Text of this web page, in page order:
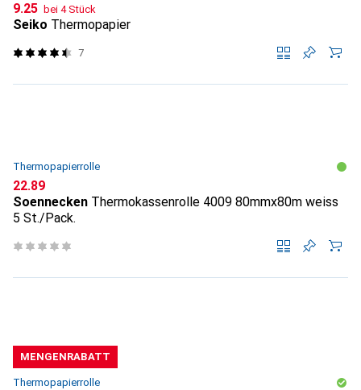
CHF
9.25 bei 4 Stück
Seiko Thermopapier
7
Thermopapierrolle
CHF
22.89
Soennecken Thermokassenrolle 4009 80mmx80m weiss
5 St./Pack.
MENGENRABATT
Thermopapierrolle